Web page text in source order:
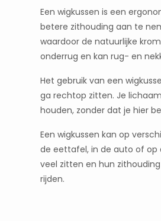
Een wigkussen is een
betere zithouding aan te
waardoor de natuurlijke
onderrug en kan rug- en
Het gebruik van een
ga rechtop zitten. Je
houden, zonder dat je hier
Een wigkussen kan op
de eettafel, in de auto of op
veel zitten en hun
rijden.